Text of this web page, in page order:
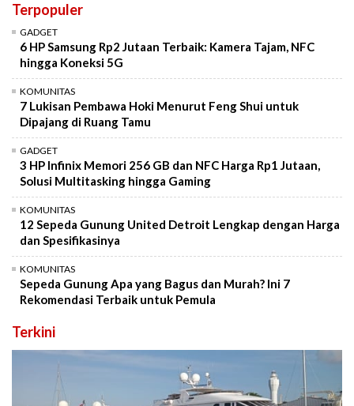
Terpopuler
GADGET
6 HP Samsung Rp2 Jutaan Terbaik: Kamera Tajam, NFC
hingga Koneksi 5G
KOMUNITAS
7 Lukisan Pembawa Hoki Menurut Feng Shui untuk
Dipajang di Ruang Tamu
GADGET
3 HP Infinix Memori 256 GB dan NFC Harga Rp1 Jutaan,
Solusi Multitasking hingga Gaming
KOMUNITAS
12 Sepeda Gunung United Detroit Lengkap dengan Harga
dan Spesifikasinya
KOMUNITAS
Sepeda Gunung Apa yang Bagus dan Murah? Ini 7
Rekomendasi Terbaik untuk Pemula
Terkini